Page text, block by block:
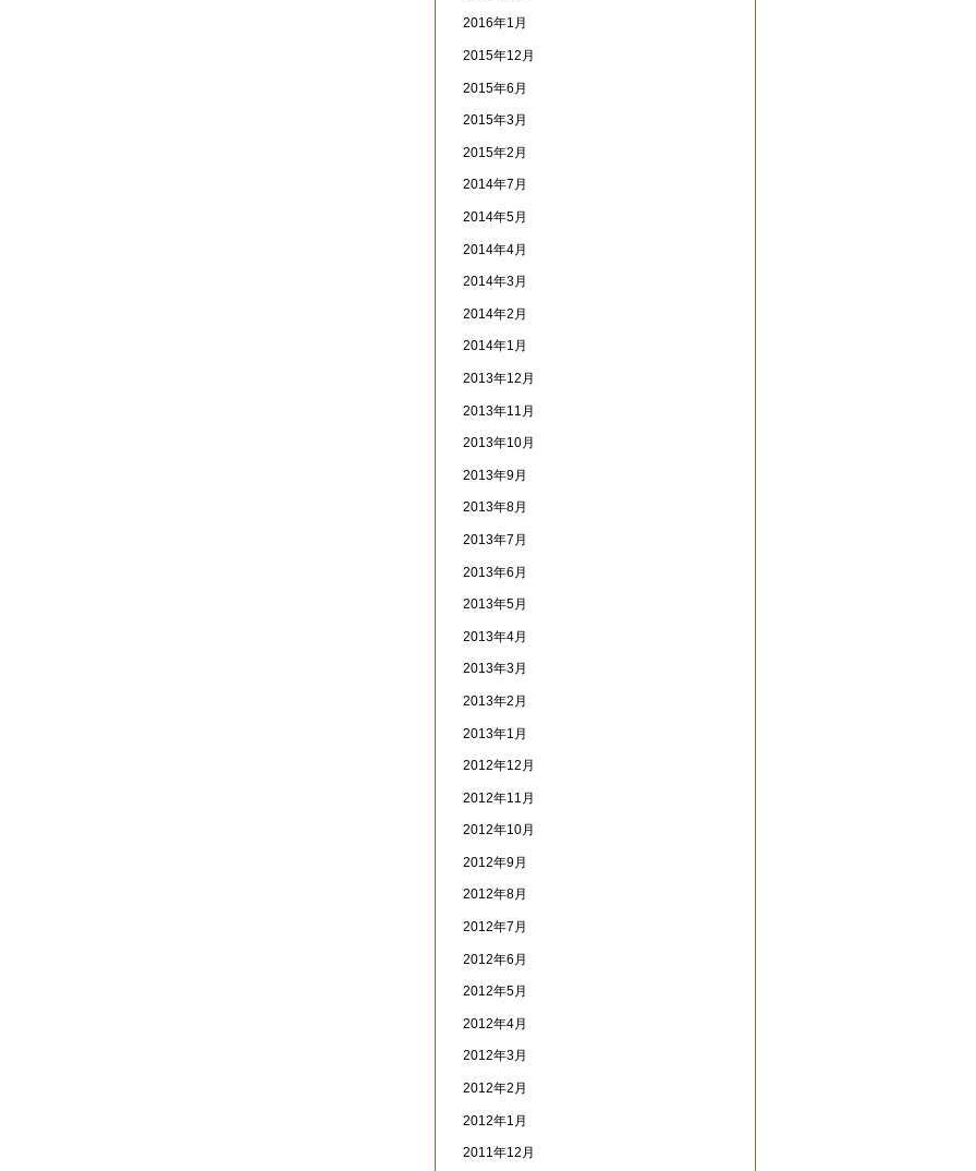
2016年1月
2015年12月
2015年6月
2015年3月
2015年2月
2014年7月
2014年5月
2014年4月
2014年3月
2014年2月
2014年1月
2013年12月
2013年11月
2013年10月
2013年9月
2013年8月
2013年7月
2013年6月
2013年5月
2013年4月
2013年3月
2013年2月
2013年1月
2012年12月
2012年11月
2012年10月
2012年9月
2012年8月
2012年7月
2012年6月
2012年5月
2012年4月
2012年3月
2012年2月
2012年1月
2011年12月